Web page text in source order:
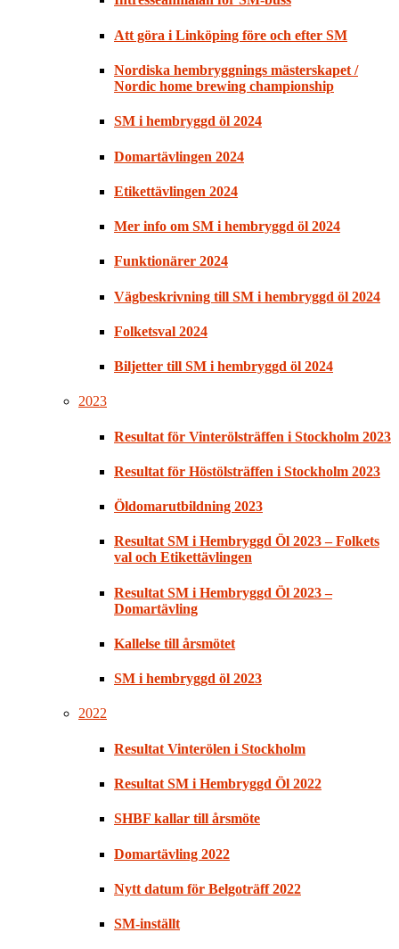
Att göra i Linköping före och efter SM
Nordiska hembryggnings mästerskapet /
Nordic home brewing championship
SM i hembryggd öl 2024
Domartävlingen 2024
Etikettävlingen 2024
Mer info om SM i hembryggd öl 2024
Funktionärer 2024
Vägbeskrivning till SM i hembryggd öl 2024
Folketsval 2024
Biljetter till SM i hembryggd öl 2024
2023
Resultat för Vinterölsträffen i Stockholm 2023
Resultat för Höstölsträffen i Stockholm 2023
Öldomarutbildning 2023
Resultat SM i Hembryggd Öl 2023 – Folkets
val och Etikettävlingen
Resultat SM i Hembryggd Öl 2023 –
Domartävling
Kallelse till årsmötet
SM i hembryggd öl 2023
2022
Resultat Vinterölen i Stockholm
Resultat SM i Hembryggd Öl 2022
SHBF kallar till årsmöte
Domartävling 2022
Nytt datum för Belgoträff 2022
SM-inställt